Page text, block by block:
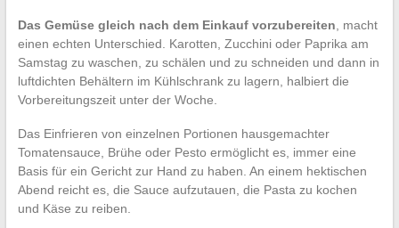
Das Gemüse gleich nach dem Einkauf vorzubereiten, macht
einen echten Unterschied. Karotten, Zucchini oder Paprika am
Samstag zu waschen, zu schälen und zu schneiden und dann in
luftdichten Behältern im Kühlschrank zu lagern, halbiert die
Vorbereitungszeit unter der Woche.
Das Einfrieren von einzelnen Portionen hausgemachter
Tomatensauce, Brühe oder Pesto ermöglicht es, immer eine
Basis für ein Gericht zur Hand zu haben. An einem hektischen
Abend reicht es, die Sauce aufzutauen, die Pasta zu kochen
und Käse zu reiben.